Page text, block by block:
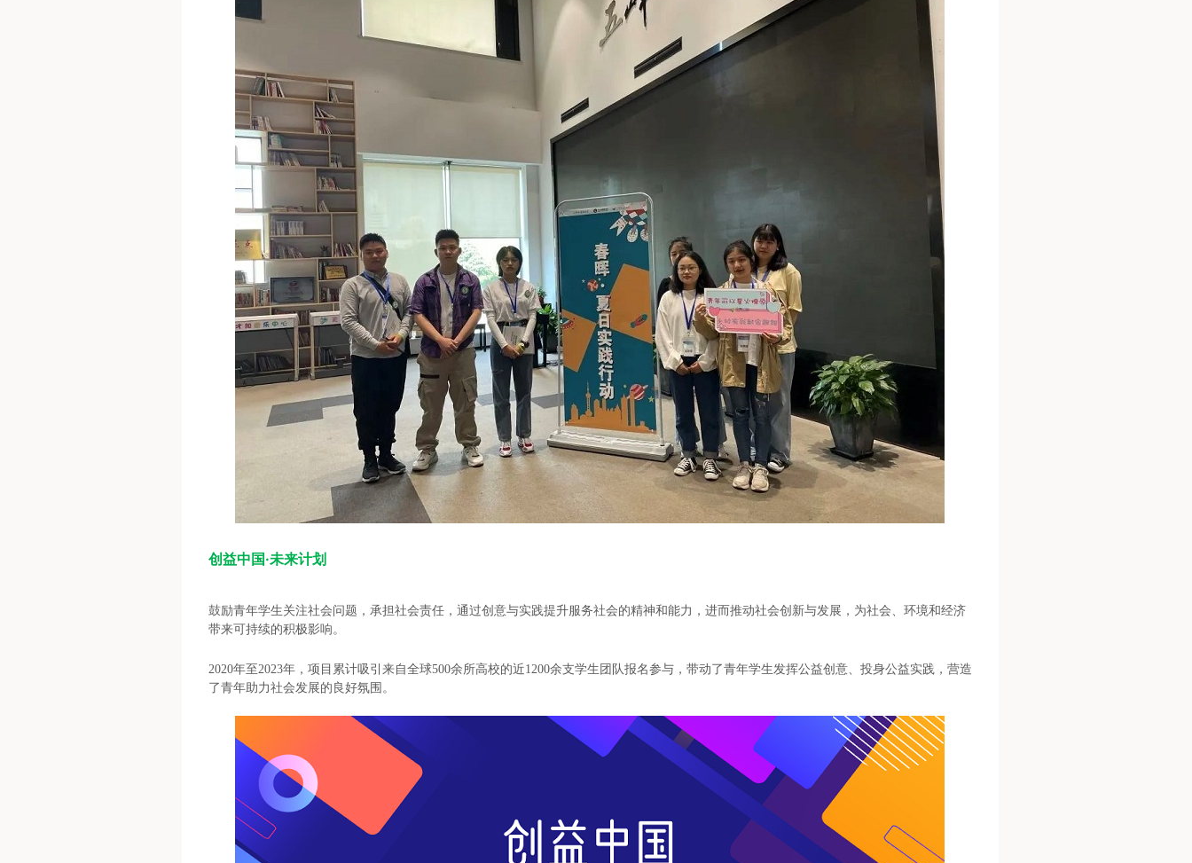
创益中国·未来计划
鼓励青年学生关注社会问题，承担社会责任，通过创意与实践提升服务社会的精神和能力，进而推动社会创新与发展，为社会、环境和经济
带来可持续的积极影响。
2020年至2023年，项目累计吸引来自全球500余所高校的近1200余支学生团队报名参与，带动了青年学生发挥公益创意、投身公益实践，营造
了青年助力社会发展的良好氛围。